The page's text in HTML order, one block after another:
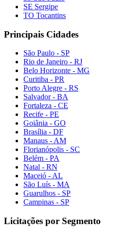
SE Sergipe
TO Tocantins
Principais Cidades
São Paulo - SP
Rio de Janeiro - RJ
Belo Horizonte - MG
Curitiba - PR
Porto Alegre - RS
Salvador - BA
Fortaleza - CE
Recife - PE
Goiânia - GO
Brasília - DF
Manaus - AM
Florianópolis - SC
Belém - PA
Natal - RN
Maceió - AL
São Luís - MA
Guarulhos - SP
Campinas - SP
Licitações por Segmento